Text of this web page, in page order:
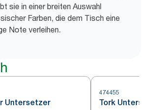
sie in einer breiten Auswahl
Farben, die dem Tisch eine
Note verleihen.
Untersetzer
474455
Tork